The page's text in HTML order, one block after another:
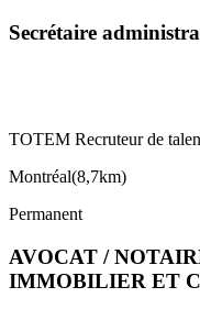
Secrétaire
TOTEM Recruteur de
Montréal(8,7km)
Permanent
AVOCAT /
IMMOBILIER ET